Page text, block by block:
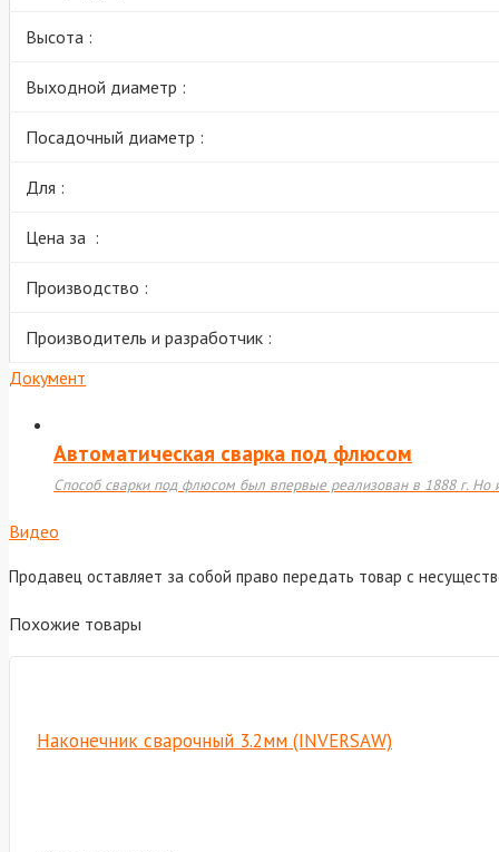
Высота :
Выходной диаметр :
Посадочный диаметр :
Для :
Цена за :
Производство :
Производитель и разработчик :
Документ
Автоматическая сварка под флюсом
Способ сварки под флюсом был впервые реализован в 1888 г. Но
Видео
Продавец оставляет за собой право передать товар с
Похожие товары
Наконечник сварочный 3.2мм (INVERSAW)